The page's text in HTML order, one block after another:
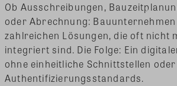
Ob Ausschreibungen,
oder Abrechnung:
zahlreichen Lösungen, die oft nicht
integriert sind. Die Folge: Ein
ohne einheitliche Schnittstellen oder
Authentifizierungsstandards.